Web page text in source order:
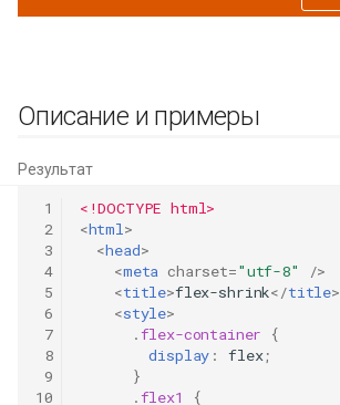
Описание и примеры
Результат
1
2
3
4
5
6
7
8
9
10
<!DOCTYPE html>
<html>
<head>
<meta charset="utf-8"
/>
<title>flex-shrink</title>
<style>
.flex-container
{
display : flex;
}
.flex1
{